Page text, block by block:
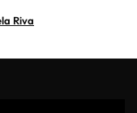
Riva